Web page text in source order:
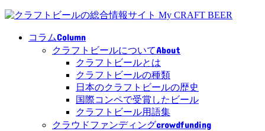
コラムColumn
クラフトビールについてAbout
クラフトビールとは
クラフトビールの種類
日本のクラフトビールの歴史
国際コンペで受賞したビール
クラフトビール用語集
クラウドファンディングcrowdfunding